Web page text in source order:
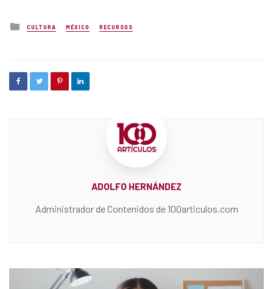
Posted
in
CULTURA MÉXICO RECURSOS
ADOLFO HERNÁNDEZ
Administrador de Contenidos de 100articulos.com